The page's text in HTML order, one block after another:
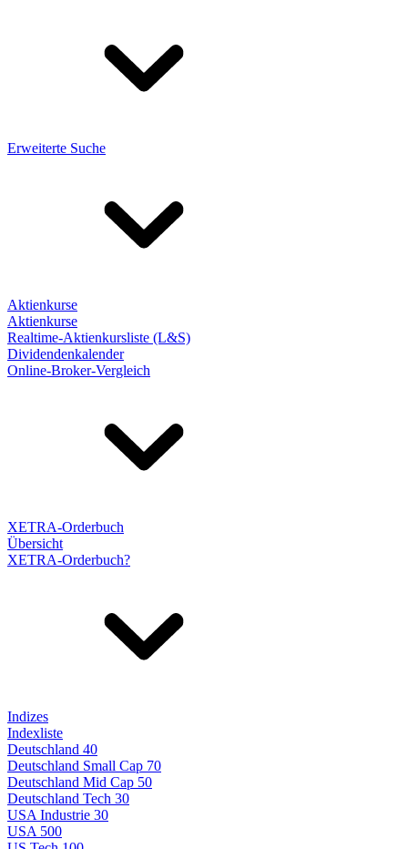
Erweiterte Suche
Aktienkurse
Aktienkurse
Realtime-Aktienkursliste (L&S)
Dividendenkalender
Online-Broker-Vergleich
XETRA-Orderbuch
Übersicht
XETRA-Orderbuch?
Indizes
Indexliste
Deutschland 40
Deutschland Small Cap 70
Deutschland Mid Cap 50
Deutschland Tech 30
USA Industrie 30
USA 500